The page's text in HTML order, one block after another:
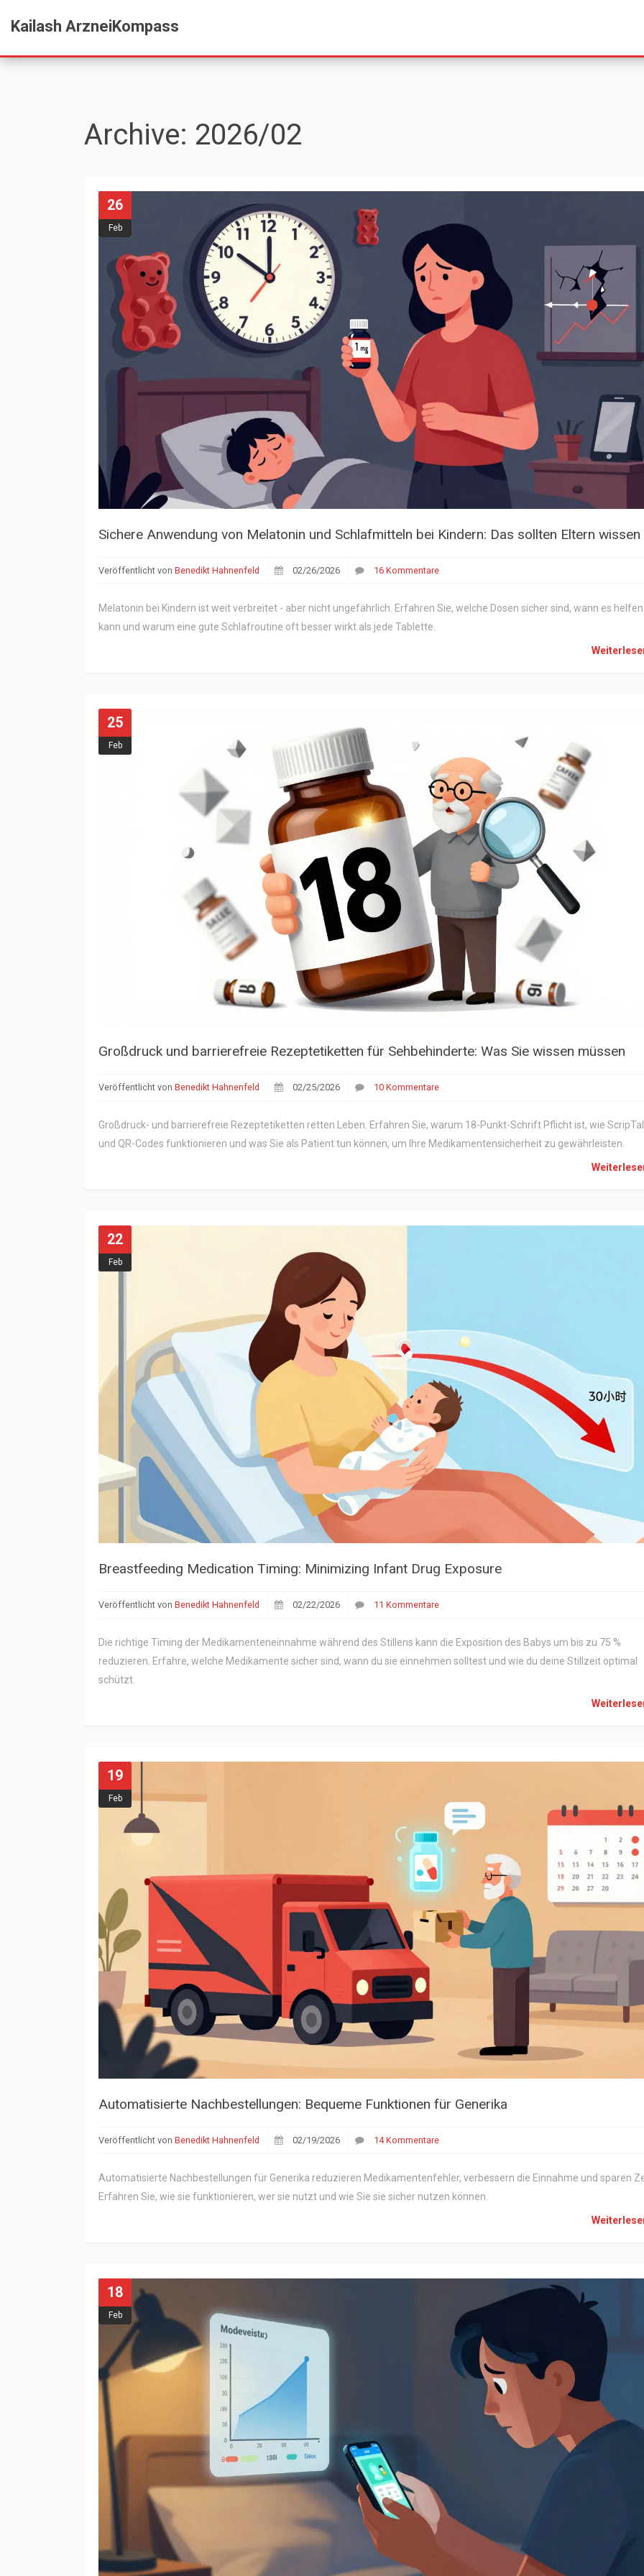
Kailash ArzneiKompass
Archive: 2026/02
26
Feb
Sichere Anwendung von Melatonin und Schlafmitteln bei Kindern: Das sollten Eltern wissen
Veröffentlicht von Benedikt Hahnenfeld 02/26/2026 16 Kommentare
Melatonin bei Kindern ist weit verbreitet - aber nicht ungefährlich. Erfahren Sie, welche Dosen sicher sind, wann es helfen
kann und warum eine gute Schlafroutine oft besser wirkt als jede Tablette.
25
Feb
Großdruck und barrierefreie Rezeptetiketten für Sehbehinderte: Was Sie wissen müssen
Veröffentlicht von Benedikt Hahnenfeld 02/25/2026 10 Kommentare
Großdruck- und barrierefreie Rezeptetiketten retten Leben. Erfahren Sie, warum 18-Punkt-Schrift Pflicht ist, wie
und QR-Codes funktionieren und was Sie als Patient tun können, um Ihre Medikamentensicherheit zu gewährleisten.
22
Feb
Breastfeeding Medication Timing: Minimizing Infant Drug Exposure
Veröffentlicht von Benedikt Hahnenfeld 02/22/2026 11 Kommentare
Die richtige Timing der Medikamenteneinnahme während des Stillens kann die Exposition des Babys um bis zu 75 %
reduzieren. Erfahre, welche Medikamente sicher sind, wann du sie einnehmen solltest und wie du deine Stillzeit optimal
schützt.
19
Feb
Automatisierte Nachbestellungen: Bequeme Funktionen für Generika
Veröffentlicht von Benedikt Hahnenfeld 02/19/2026 14 Kommentare
Automatisierte Nachbestellungen für Generika reduzieren Medikamentenfehler, verbessern die Einnahme und sparen
Erfahren Sie, wie sie funktionieren, wer sie nutzt und wie Sie sie sicher nutzen können.
18
Feb